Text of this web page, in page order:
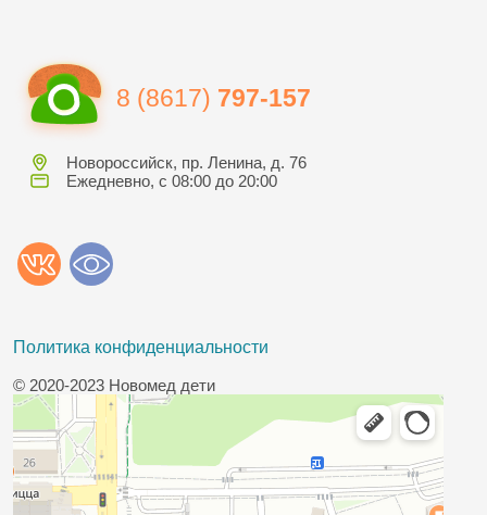
8 (8617) 797-157
Новороссийск, пр. Ленина, д. 76
Ежедневно, с 08:00 до 20:00
Политика конфиденциальности
© 2020-2023 Новомед дети